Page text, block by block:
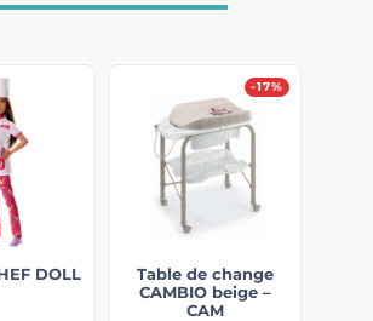
DOLL
-17%
Table de change
CAMBIO beige –
CAM